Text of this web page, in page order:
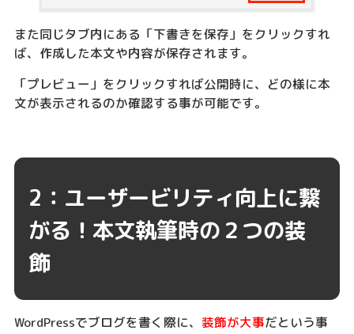
また同じタブ内にある「下書きを保存」をクリックすれ
ば、作成した本文や内容が保存されます。
「プレビュー」をクリックすれば公開時に、どの様に本
文が表示されるのか確認する事が可能です。
2：ユーザービリティ向上に繋
がる！本文執筆時の２つの装
飾
WordPressでブログを書く際に、 装飾が大事だという事